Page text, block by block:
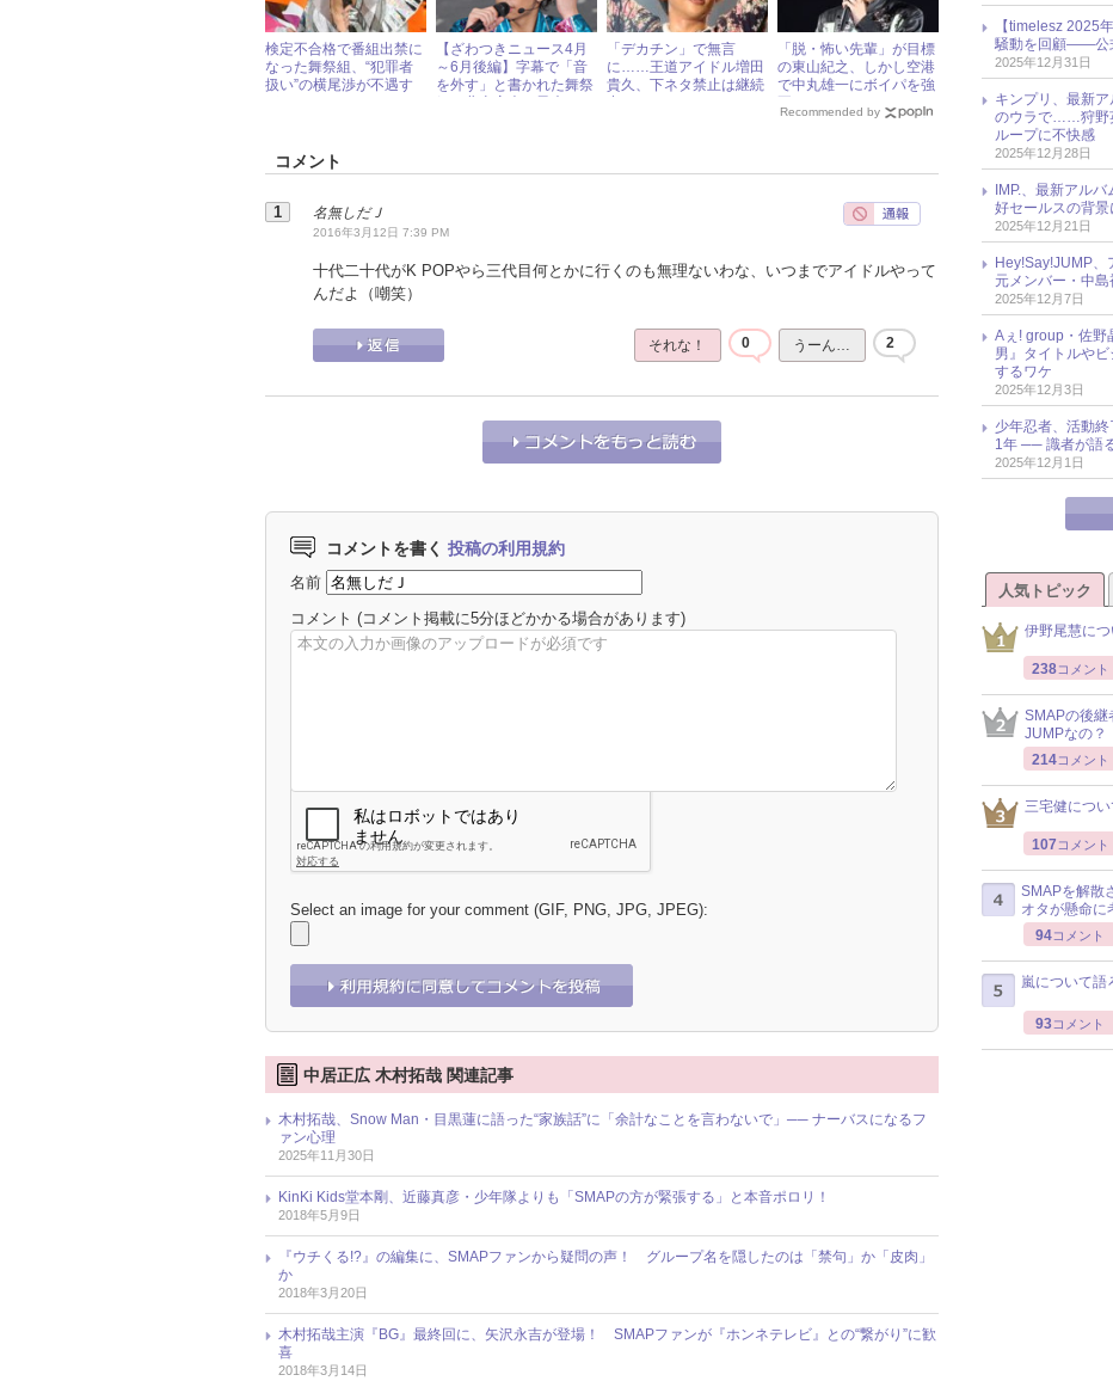
検定不合格で番組出禁に
なった舞祭組、“犯罪者
扱い”の横尾渉が不遇す
【ざわつきニュース4月
～6月後編】字幕で「音
を外す」と書かれた舞祭
「デカチン」で無言
に……王道アイドル増田
貴久、下ネタ禁止は継続
「脱・怖い先輩」が目標
の東山紀之、しかし空港
で中丸雄一にボイパを強
Recommended by
コメント
名無しだＪ
2016年3月12日 7:39 PM
十代二十代がK POPやら三代目何とかに行くのも無理ないわな、いつまでアイドルやって
んだよ（嘲笑）
それな！ 0 うーん… 2
コメントを書く 投稿の利用規約
名前
コメント (コメント掲載に5分ほどかかる場合があります)
Select an image for your comment (GIF, PNG, JPG, JPEG):
中居正広 木村拓哉 関連記事
木村拓哉、Snow Man・目黒蓮に語った“家族話”に「余計なことを言わないで」── ナーバスになるフ
ァン心理
2025年11月30日
KinKi Kids堂本剛、近藤真彦・少年隊よりも「SMAPの方が緊張する」と本音ポロリ！
2018年5月9日
『ウチくる!?』の編集に、SMAPファンから疑問の声！ グループ名を隠したのは「禁句」か「皮肉」
か
2018年3月20日
木村拓哉主演『BG』最終回に、矢沢永吉が登場！ SMAPファンが『ホンネテレビ』との“繋がり”に歓
喜
2018年3月14日
【timelesz 2025
騒動を回顧――公
2025年12月31日
キンプリ、最新
のウラで……狩野
ループに不快感
2025年12月28日
IMP.、最新アル
好セールスの背景
2025年12月21日
Hey!Say!JUMP
元メンバー・中島
2025年12月7日
Aぇ! group・佐野
男』タイトルやビ
するワケ
2025年12月3日
少年忍者、活動
1年 ── 識者が語
2025年12月1日
人気トピック
伊野尾慧につ
238コメント
SMAPの後継
JUMPなの？
214コメント
三宅健につい
107 コメント
SMAPを解散
オタが懸命に
94コメント
嵐について語
93コメント